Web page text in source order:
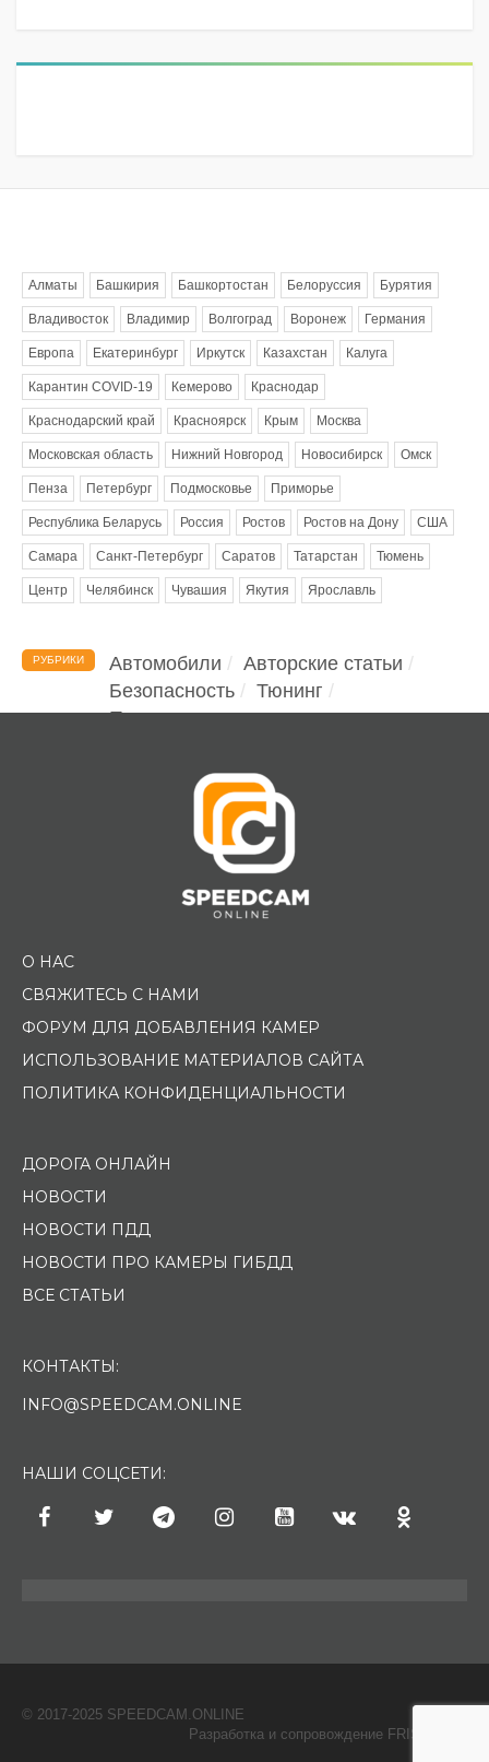
Алматы Башкирия Башкортостан Белоруссия Бурятия
Владивосток Владимир Волгоград Воронеж Германия
Европа Екатеринбург Иркутск Казахстан Калуга
Карантин COVID-19 Кемерово Краснодар
Краснодарский край Красноярск Крым Москва
Московская область Нижний Новгород Новосибирск Омск
Пенза Петербург Подмосковье Приморье
Республика Беларусь Россия Ростов Ростов на Дону США
Самара Санкт-Петербург Саратов Татарстан Тюмень
Центр Челябинск Чувашия Якутия Ярославль
РУБРИКИ Автомобили
Авторские статьи
Безопасность
Тюнинг
Помощь водителю
О НАС
СВЯЖИТЕСЬ С НАМИ
ФОРУМ ДЛЯ ДОБАВЛЕНИЯ КАМЕР
ИСПОЛЬЗОВАНИЕ МАТЕРИАЛОВ САЙТА
ПОЛИТИКА КОНФИДЕНЦИАЛЬНОСТИ
ДОРОГА ОНЛАЙН
НОВОСТИ
НОВОСТИ ПДД
НОВОСТИ ПРО КАМЕРЫ ГИБДД
ВСЕ СТАТЬИ
КОНТАКТЫ:
INFO@SPEEDCAM.ONLINE
НАШИ СОЦСЕТИ:
© 2017-2025 SPEEDCAM.ONLINE
Разработка и сопровождение FRISH & С